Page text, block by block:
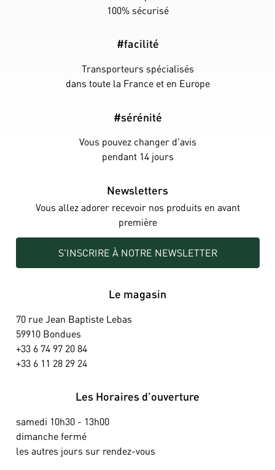
100% sécurisé
#facilité
Transporteurs spécialisés
dans toute la France et en Europe
#sérénité
Vous pouvez changer d'avis
pendant 14 jours
Newsletters
Vous allez adorer recevoir nos produits en avant
première
S'INSCRIRE À NOTRE NEWSLETTER
Le magasin
70 rue Jean Baptiste Lebas
59910 Bondues
+33 6 74 97 20 84
+33 6 11 28 29 24
Les Horaires d’ouverture
samedi 10h30 - 13h00
dimanche fermé
les autres jours sur rendez-vous